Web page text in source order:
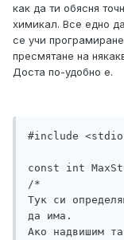
как да ти обясня
химикал. Все едно
се учи
пресмятане на
Доста по-удобно е.
#include
const int
/*
Тук си
да има.
Ако надвишим